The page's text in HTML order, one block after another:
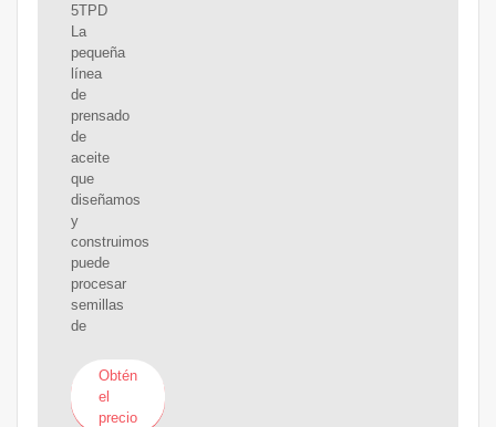
5TPD
La
pequeña
línea
de
prensado
de
aceite
que
diseñamos
y
construimos
puede
procesar
semillas
de
Obtén
el
precio